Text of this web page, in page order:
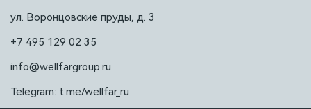
ул. Воронцовские пруды, д. 3
+7 495 129 02 35
info@wellfargroup.ru
Telegram: t.me/wellfar_ru